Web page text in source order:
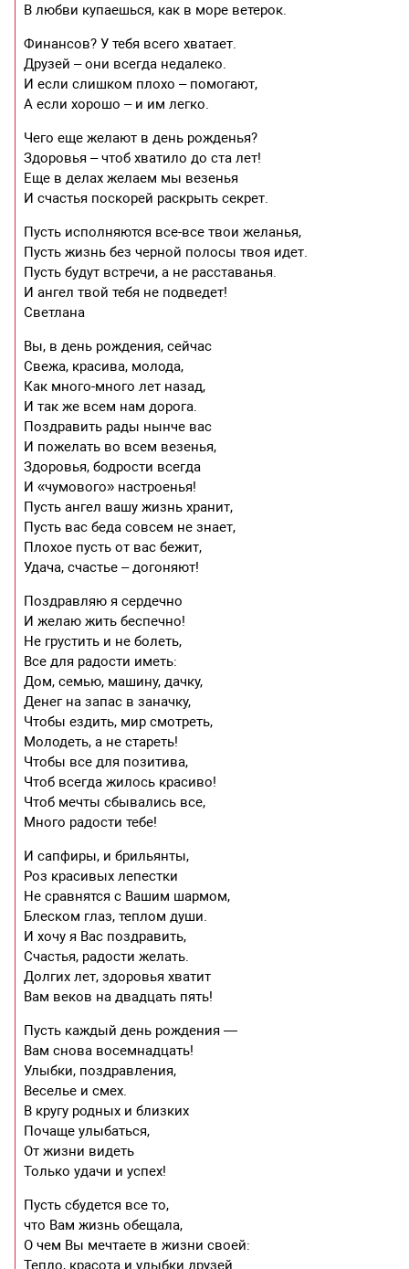
В любви купаешься, как в море ветерок.
Финансов? У тебя всего хватает.
Друзей – они всегда недалеко.
И если слишком плохо – помогают,
А если хорошо – и им легко.
Чего еще желают в день рожденья?
Здоровья – чтоб хватило до ста лет!
Еще в делах желаем мы везенья
И счастья поскорей раскрыть секрет.
Пусть исполняются все-все твои желанья,
Пусть жизнь без черной полосы твоя идет.
Пусть будут встречи, а не расставанья.
И ангел твой тебя не подведет!
Светлана
Вы, в день рождения, сейчас
Свежа, красива, молода,
Как много-много лет назад,
И так же всем нам дорога.
Поздравить рады нынче вас
И пожелать во всем везенья,
Здоровья, бодрости всегда
И «чумового» настроенья!
Пусть ангел вашу жизнь хранит,
Пусть вас беда совсем не знает,
Плохое пусть от вас бежит,
Удача, счастье – догоняют!
Поздравляю я сердечно
И желаю жить беспечно!
Не грустить и не болеть,
Все для радости иметь:
Дом, семью, машину, дачку,
Денег на запас в заначку,
Чтобы ездить, мир смотреть,
Молодеть, а не стареть!
Чтобы все для позитива,
Чтоб всегда жилось красиво!
Чтоб мечты сбывались все,
Много радости тебе!
И сапфиры, и брильянты,
Роз красивых лепестки
Не сравнятся с Вашим шармом,
Блеском глаз, теплом души.
И хочу я Вас поздравить,
Счастья, радости желать.
Долгих лет, здоровья хватит
Вам веков на двадцать пять!
Пусть каждый день рождения —
Вам снова восемнадцать!
Улыбки, поздравления,
Веселье и смех.
В кругу родных и близких
Почаще улыбаться,
От жизни видеть
Только удачи и успех!
Пусть сбудется все то,
что Вам жизнь обещала,
О чем Вы мечтаете в жизни своей:
Тепло, красота и улыбки друзей.